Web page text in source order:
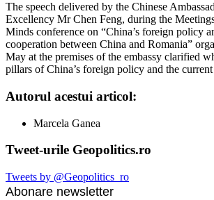
The speech delivered by the Chinese
Excellency Mr Chen Feng, during the
Minds conference on “China’s foreign policy
cooperation between China and Romania”
May at the premises of the embassy clarified
pillars of China’s foreign policy and the
Autorul acestui articol:
Marcela Ganea
Tweet-urile Geopolitics.ro
Tweets by @Geopolitics_ro
Abonare newsletter